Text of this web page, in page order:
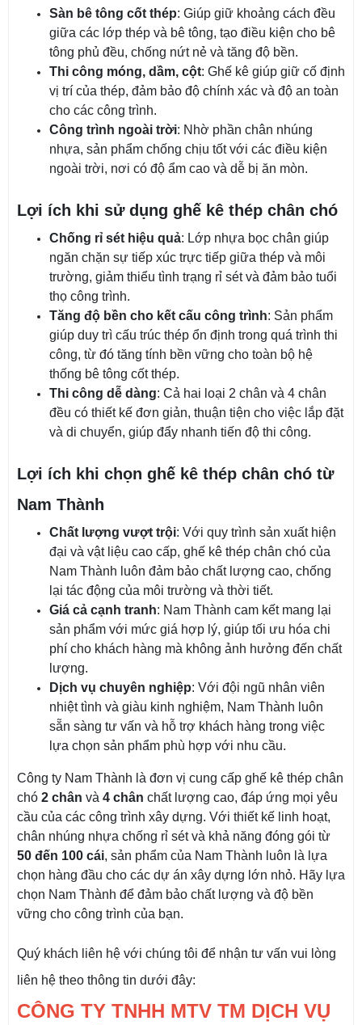
Sàn bê tông cốt thép: Giúp giữ khoảng cách đều
giữa các lớp thép và bê tông, tạo điều kiện cho bê
tông phủ đều, chống nứt nẻ và tăng độ bền.
Thi công móng, dầm, cột: Ghế kê giúp giữ cố định
vị trí của thép, đảm bảo độ chính xác và độ an toàn
cho các công trình.
Công trình ngoài trời: Nhờ phần chân nhúng
nhựa, sản phẩm chống chịu tốt với các điều kiện
ngoài trời, nơi có độ ẩm cao và dễ bị ăn mòn.
Lợi ích khi sử dụng ghế kê thép chân chó
Chống rỉ sét hiệu quả: Lớp nhựa bọc chân giúp
ngăn chặn sự tiếp xúc trực tiếp giữa thép và môi
trường, giảm thiểu tình trạng rỉ sét và đảm bảo tuổi
thọ công trình.
Tăng độ bền cho kết cấu công trình: Sản phẩm
giúp duy trì cấu trúc thép ổn định trong quá trình thi
công, từ đó tăng tính bền vững cho toàn bộ hệ
thống bê tông cốt thép.
Thi công dễ dàng: Cả hai loại 2 chân và 4 chân
đều có thiết kế đơn giản, thuận tiện cho việc lắp đặt
và di chuyển, giúp đẩy nhanh tiến độ thi công.
Lợi ích khi chọn ghế kê thép chân chó từ
Nam Thành
Chất lượng vượt trội: Với quy trình sản xuất hiện
đại và vật liệu cao cấp, ghế kê thép chân chó của
Nam Thành luôn đảm bảo chất lượng cao, chống
lại tác động của môi trường và thời tiết.
Giá cả cạnh tranh: Nam Thành cam kết mang lại
sản phẩm với mức giá hợp lý, giúp tối ưu hóa chi
phí cho khách hàng mà không ảnh hưởng đến chất
lượng.
Dịch vụ chuyên nghiệp: Với đội ngũ nhân viên
nhiệt tình và giàu kinh nghiệm, Nam Thành luôn
sẵn sàng tư vấn và hỗ trợ khách hàng trong việc
lựa chọn sản phẩm phù hợp với nhu cầu.
Công ty Nam Thành là đơn vị cung cấp ghế kê thép chân
chó 2 chân và 4 chân chất lượng cao, đáp ứng mọi yêu
cầu của các công trình xây dựng. Với thiết kế linh hoạt,
chân nhúng nhựa chống rỉ sét và khả năng đóng gói từ
50 đến 100 cái, sản phẩm của Nam Thành luôn là lựa
chọn hàng đầu cho các dự án xây dựng lớn nhỏ. Hãy lựa
chọn Nam Thành để đảm bảo chất lượng và độ bền
vững cho công trình của bạn.
Quý khách liên hệ với chúng tôi để nhận tư vấn vui lòng
liên hệ theo thông tin dưới đây:
CÔNG TY TNHH MTV TM DỊCH VỤ